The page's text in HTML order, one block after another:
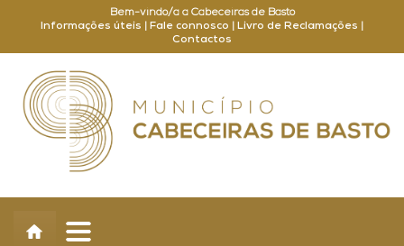
Bem-vindo/a a Cabeceiras de Basto
Informações úteis
Fale connosco Livro de Reclamações
Contactos